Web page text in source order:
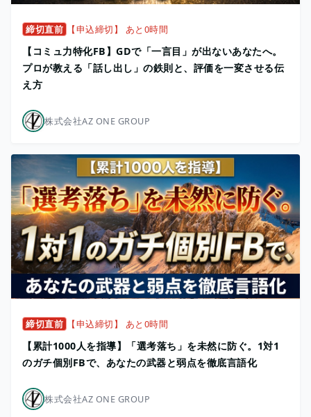
締切直前 【申込締切】 あと0時間
【コミュ力特化FB】GDで「一言目」が出ないあなたへ。
プロが教える「話し出し」の鉄則と、評価を一変させる伝
え方
株式会社AZ ONE GROUP
締切直前 【申込締切】 あと0時間
【累計1000人を指導】「選考落ち」を未然に防ぐ。1対1
のガチ個別FBで、あなたの武器と弱点を徹底言語化
株式会社AZ ONE GROUP